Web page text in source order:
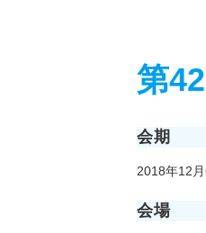
第
会期
2018年12
会場